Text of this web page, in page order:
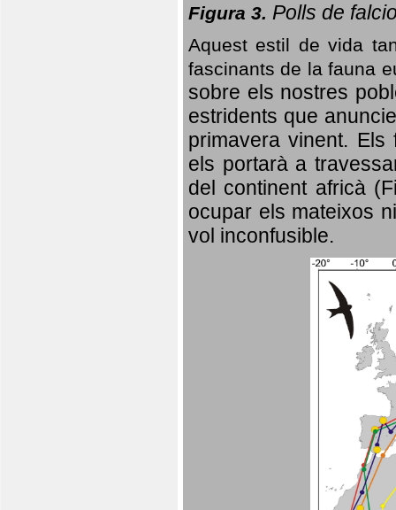
Figura 3. Polls de
Aquest estil de vida
fascinants de la fauna
sobre els nostres
estridents que
primavera vinent. Els
els portarà a
del continent africà
ocupar els mateixos
vol inconfusible.